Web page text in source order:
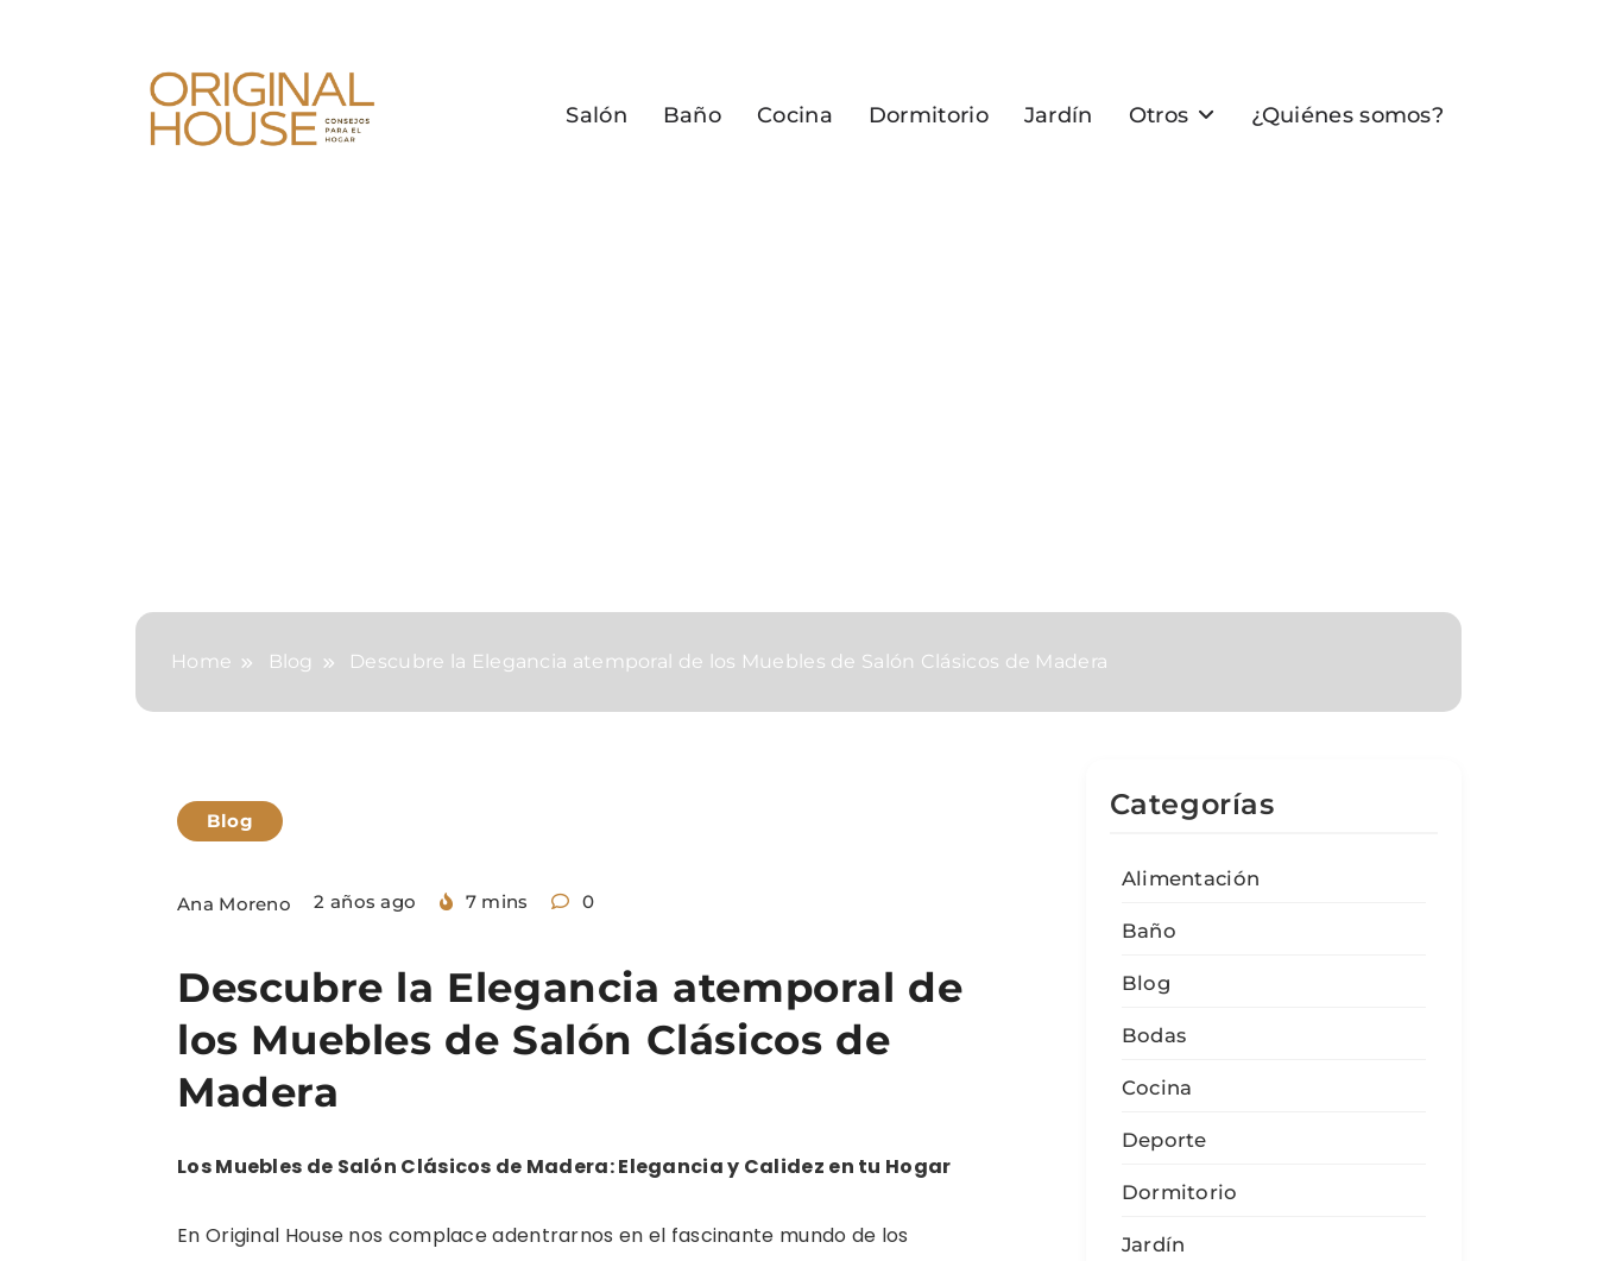
Salón Baño Cocina Dormitorio Jardín Otros ¿Quiénes somos?
Home Blog Descubre la Elegancia atemporal de los Muebles de Salón Clásicos de Madera
Blog
Ana Moreno 2 años ago 7 mins 0
Descubre la Elegancia atemporal de
los Muebles de Salón Clásicos de
Madera
Los Muebles de Salón Clásicos de Madera: Elegancia y Calidez en tu Hogar
En Original House nos complace adentrarnos en el fascinante mundo de los
Categorías
Alimentación
Baño
Blog
Bodas
Cocina
Deporte
Dormitorio
Jardín